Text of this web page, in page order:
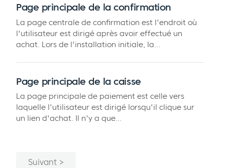
Page principale de la confirmation
La page centrale de confirmation est l'endroit où
l'utilisateur est dirigé après avoir effectué un
achat. Lors de l'installation initiale, la...
Page principale de la caisse
La page principale de paiement est celle vers
laquelle l'utilisateur est dirigé lorsqu'il clique sur
un lien d'achat. Il n'y a que...
Suivant